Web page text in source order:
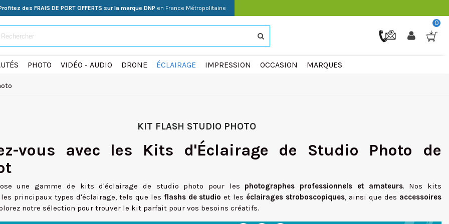
des FRAIS DE PORT OFFERTS sur la marque DNP en France Métropolitaine
0
PHOTO VIDÉO - AUDIO DRONE ÉCLAIRAGE IMPRESSION OCCASION MARQUES
KIT FLASH STUDIO PHOTO
vous avec les Kits d'Éclairage de Studio Photo de
une gamme de kits d'éclairage de studio photo pour les photographes professionnels et amateurs. Nos kits
principaux types d'éclairage, tels que les flashs de studio et les éclairages stroboscopiques, ainsi que des accessoires
notre sélection pour trouver le kit parfait pour vos besoins créatifs.